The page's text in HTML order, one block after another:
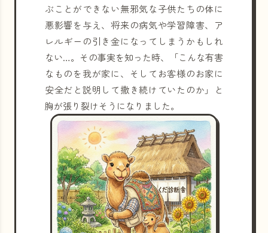
ぶことができない無邪気な子供たちの体に
悪影響を与え、将来の病気や学習障害、ア
レルギーの引き金になってしまうかもしれ
ない…。その事実を知った時、「こんな有害
なものを我が家に、そしてお客様のお家に
安全だと説明して撒き続けていたのか」と
胸が張り裂けそうになりました。